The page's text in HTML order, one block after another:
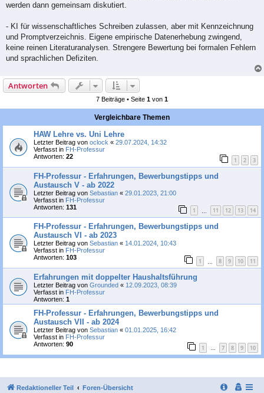
werden dann gemeinsam diskutiert.
- KI für wissenschaftliches Schreiben zulassen, aber mit Kennzeichnung
und Promptverzeichnis. Eigene empirische Datenerhebung zwingend,
keine reinen Literaturanalysen. Strengere Bewertung bei formalen Fehlern
und sprachlichen Defiziten.
Antworten
7 Beiträge • Seite 1 von 1
Vergleichbare Themen
HAW Lehre vs. Uni Lehre
Letzter Beitrag von oclock « 29.07.2024, 14:32
Verfasst in FH-Professur
Antworten: 22 1 2 3
FH-Professur - Erfahrungen, Bewerbungstipps und
Austausch V - ab 2022
Letzter Beitrag von Sebastian « 29.01.2023, 21:00
Verfasst in FH-Professur
Antworten: 131 1 11 12 13 14
FH-Professur - Erfahrungen, Bewerbungstipps und
Austausch VI - ab 2023
Letzter Beitrag von Sebastian « 14.01.2024, 10:43
Verfasst in FH-Professur
Antworten: 103 1 8 9 10 11
Erfahrungen mit doppelter Haushaltsführung
Letzter Beitrag von Grounded « 12.09.2023, 08:39
Verfasst in FH-Professur
Antworten: 1
FH-Professur - Erfahrungen, Bewerbungstipps und
Austausch VII - ab 2024
Letzter Beitrag von Sebastian « 01.01.2025, 16:42
Verfasst in FH-Professur
Antworten: 90 1 … 7 8 9 10
Redaktioneller Teil Foren-Übersicht